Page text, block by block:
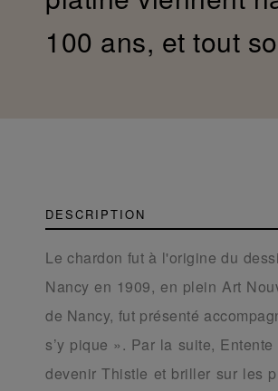
100 ans, et tout
DESCRIPTION
Le chardon fut à l'origine du
Nancy en 1909, en plein Art
de Nancy, fut présenté
s’y pique ». Par la suite,
devenir Thistle et briller sur les